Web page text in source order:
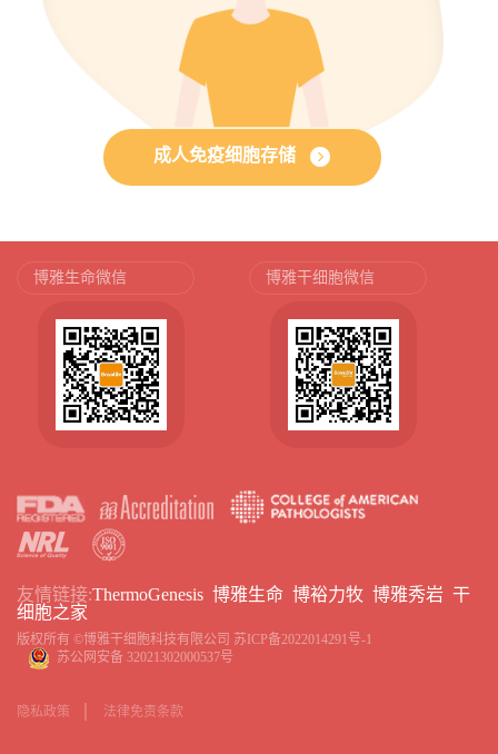
成人免疫细胞存储
博雅生命微信 博雅干细胞微信
友情链接:ThermoGenesis 博雅生命 博裕力牧 博雅秀岩 干
细胞之家
版权所有 ©博雅干细胞科技有限公司 苏ICP备2022014291号-1
苏公网安备 32021302000537号
隐私政策 法律免责条款